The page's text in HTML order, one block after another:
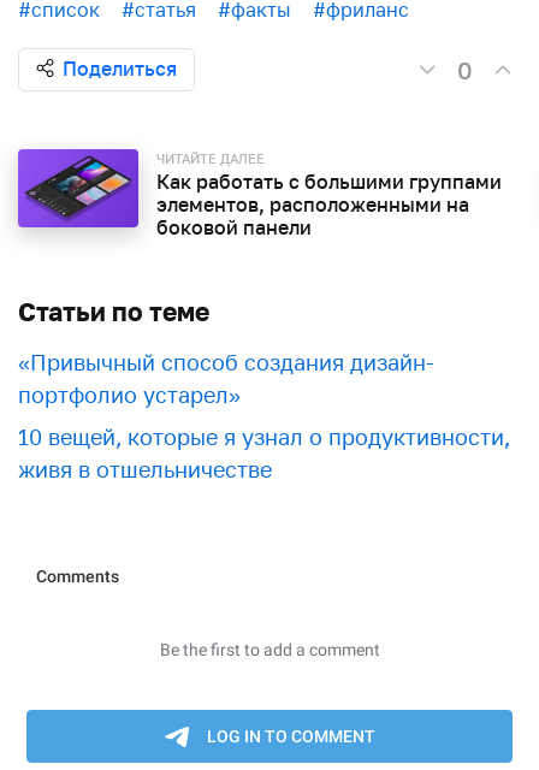
#список #статья #факты #фриланс
Поделиться 0
ЧИТАЙТЕ ДАЛЕЕ
Как работать с большими группами
элементов, расположенными на
боковой панели
Статьи по теме
«Привычный способ создания дизайн-
портфолио устарел»
10 вещей, которые я узнал о продуктивности,
живя в отшельничестве